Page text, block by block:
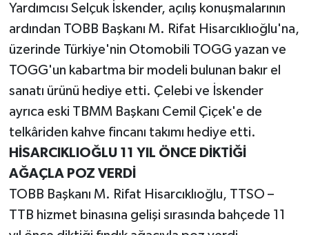
Yardımcısı Selçuk İskender, açılış konuşmalarının
ardından TOBB Başkanı M. Rifat Hisarcıklıoğlu'na,
üzerinde Türkiye'nin Otomobili TOGG yazan ve
TOGG'un kabartma bir modeli bulunan bakır el
sanatı ürünü hediye etti. Çelebi ve İskender
ayrıca eski TBMM Başkanı Cemil Çiçek'e de
telkâriden kahve fincanı takımı hediye etti.
HİSARCIKLIOĞLU 11 YIL ÖNCE DİKTİĞİ
AĞAÇLA POZ VERDİ
TOBB Başkanı M. Rifat Hisarcıklıoğlu, TTSO –
TTB hizmet binasına gelişi sırasında bahçede 11